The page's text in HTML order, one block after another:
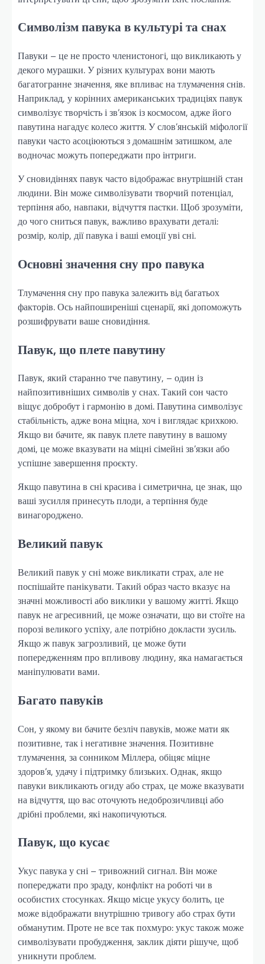
Символізм павука в культурі та снах
Павуки – це не просто членистоногі, що викликають у
декого мурашки. У різних культурах вони мають
багатогранне значення, яке впливає на тлумачення снів.
Наприклад, у корінних американських традиціях павук
символізує творчість і зв’язок із космосом, адже його
павутина нагадує колесо життя. У слов’янській міфології
павуки часто асоціюються з домашнім затишком, але
водночас можуть попереджати про інтриги.
У сновидіннях павук часто відображає внутрішній стан
людини. Він може символізувати творчий потенціал,
терпіння або, навпаки, відчуття пастки. Щоб зрозуміти,
до чого сниться павук, важливо врахувати деталі:
розмір, колір, дії павука і ваші емоції уві сні.
Основні значення сну про павука
Тлумачення сну про павука залежить від багатьох
факторів. Ось найпоширеніші сценарії, які допоможуть
розшифрувати ваше сновидіння.
Павук, що плете павутину
Павук, який старанно тче павутину, – один із
найпозитивніших символів у снах. Такий сон часто
віщує добробут і гармонію в домі. Павутина символізує
стабільність, адже вона міцна, хоч і виглядає крихкою.
Якщо ви бачите, як павук плете павутину в вашому
домі, це може вказувати на міцні сімейні зв’язки або
успішне завершення проєкту.
Якщо павутина в сні красива і симетрична, це знак, що
ваші зусилля принесуть плоди, а терпіння буде
винагороджено.
Великий павук
Великий павук у сні може викликати страх, але не
поспішайте панікувати. Такий образ часто вказує на
значні можливості або виклики у вашому житті. Якщо
павук не агресивний, це може означати, що ви стоїте на
порозі великого успіху, але потрібно докласти зусиль.
Якщо ж павук загрозливий, це може бути
попередженням про впливову людину, яка намагається
маніпулювати вами.
Багато павуків
Сон, у якому ви бачите безліч павуків, може мати як
позитивне, так і негативне значення. Позитивне
тлумачення, за сонником Міллера, обіцяє міцне
здоров’я, удачу і підтримку близьких. Однак, якщо
павуки викликають огиду або страх, це може вказувати
на відчуття, що вас оточують недоброзичливці або
дрібні проблеми, які накопичуються.
Павук, що кусає
Укус павука у сні – тривожний сигнал. Він може
попереджати про зраду, конфлікт на роботі чи в
особистих стосунках. Якщо місце укусу болить, це
може відображати внутрішню тривогу або страх бути
обманутим. Проте не все так похмуро: укус також може
символізувати пробудження, заклик діяти рішуче, щоб
уникнути проблем.